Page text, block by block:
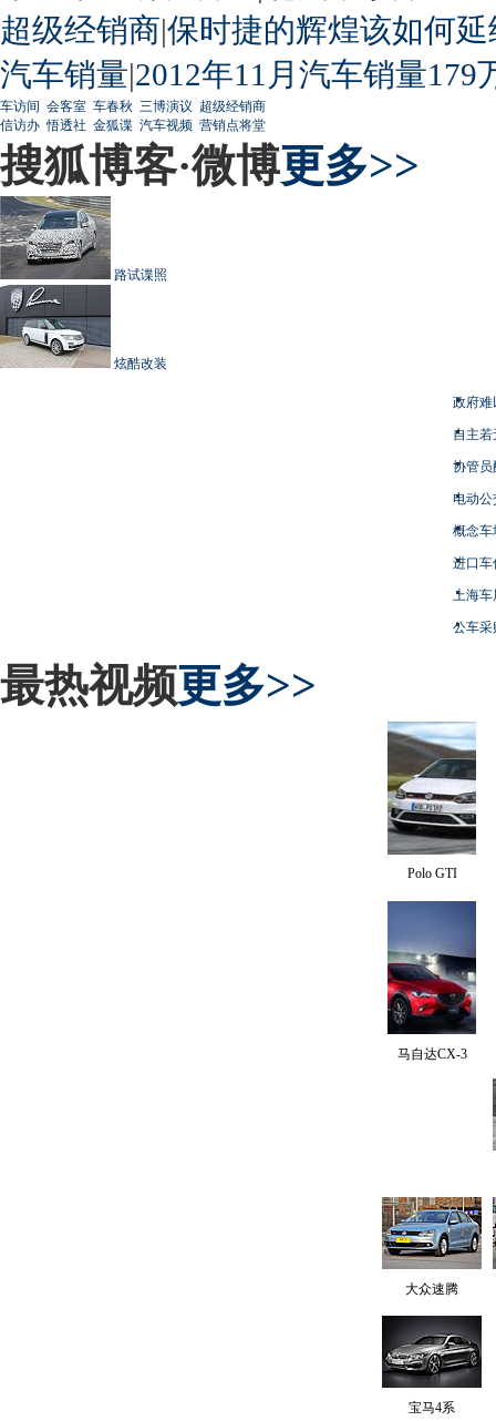
超级经销商|保时捷的辉煌该如何延
汽车销量|2012年11月汽车销量179
车访间 会客室 车春秋 三博演议 超级经销商
信访办 悟透社 金狐谍 汽车视频 营销点将堂
搜狐博客·微博更多>>
路试谍照
炫酷改装
政府难
自主
协管员
电动
概念车
进口车
上海
公车采
最热视频更多>>
Polo GTI
马自达CX-3
大众速腾
宝马4系